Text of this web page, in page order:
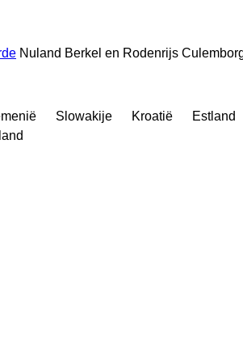
Nuland Berkel en Rodenrijs
Slowakije Kroatië Estland